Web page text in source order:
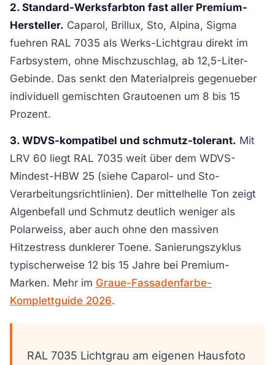
2. Standard-Werksfarbton fast aller Premium-
Hersteller. Caparol, Brillux, Sto, Alpina, Sigma
fuehren RAL 7035 als Werks-Lichtgrau direkt im
Farbsystem, ohne Mischzuschlag, ab 12,5-Liter-
Gebinde. Das senkt den Materialpreis gegenueber
individuell gemischten Grautoenen um 8 bis 15
Prozent.
3. WDVS-kompatibel und schmutz-tolerant. Mit
LRV 60 liegt RAL 7035 weit über dem WDVS-
Mindest-HBW 25 (siehe Caparol- und Sto-
Verarbeitungsrichtlinien). Der mittelhelle Ton zeigt
Algenbefall und Schmutz deutlich weniger als
Polarweiss, aber auch ohne den massiven
Hitzestress dunklerer Toene. Sanierungszyklus
typischerweise 12 bis 15 Jahre bei Premium-
Marken. Mehr im Graue-Fassadenfarbe-
Komplettguide 2026.
RAL 7035 Lichtgrau am eigenen Hausfoto